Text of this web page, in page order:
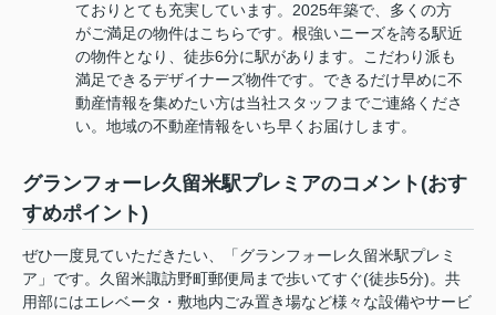
ておりとても充実しています。2025年築で、多くの方
がご満足の物件はこちらです。根強いニーズを誇る駅近
の物件となり、徒歩6分に駅があります。こだわり派も
満足できるデザイナーズ物件です。できるだけ早めに不
動産情報を集めたい方は当社スタッフまでご連絡くださ
い。地域の不動産情報をいち早くお届けします。
グランフォーレ久留米駅プレミアのコメント(おす
すめポイント)
ぜひ一度見ていただきたい、「グランフォーレ久留米駅プレミ
ア」です。久留米諏訪野町郵便局まで歩いてすぐ(徒歩5分)。共
用部にはエレベータ・敷地内ごみ置き場など様々な設備やサービ